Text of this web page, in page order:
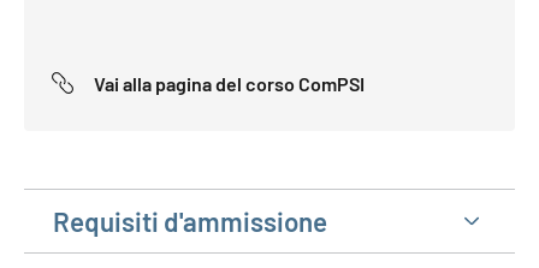
Vai alla pagina del corso ComPSI
Requisiti d'ammissione